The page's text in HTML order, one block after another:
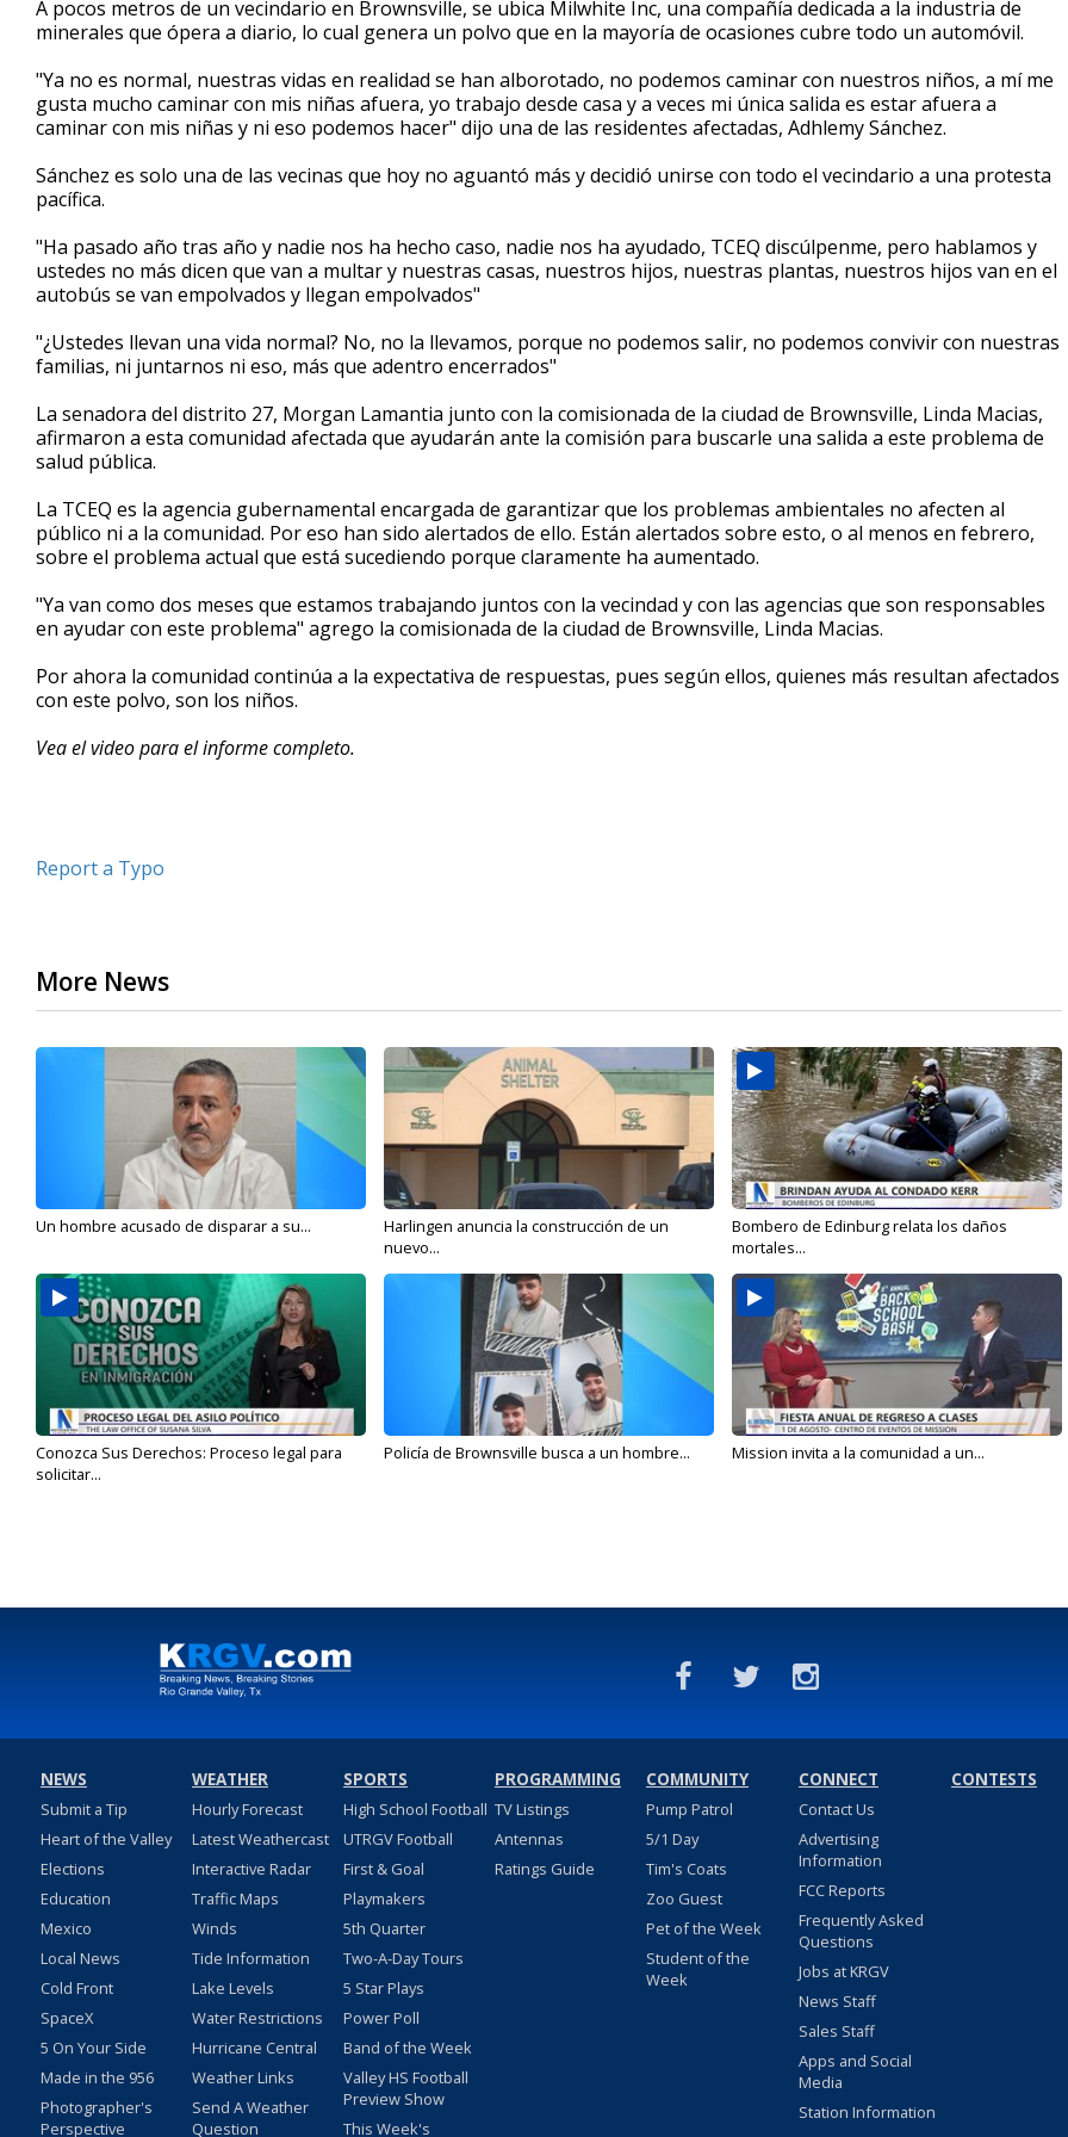
of
2
34
seconds
Volume
90%
A pocos metros de un vecindario en Brownsville, se ubica Milwhite Inc, una compañía dedicada a la industria de
minerales que ópera a diario, lo cual genera un polvo que en la mayoría de ocasiones cubre todo un automóvil.
"Ya no es normal, nuestras vidas en realidad se han alborotado, no podemos caminar con nuestros niños, a mí me
gusta mucho caminar con mis niñas afuera, yo trabajo desde casa y a veces mi única salida es estar afuera a
caminar con mis niñas y ni eso podemos hacer" dijo una de las residentes afectadas, Adhlemy Sánchez.
Sánchez es solo una de las vecinas que hoy no aguantó más y decidió unirse con todo el vecindario a una protesta
pacífica.
"Ha pasado año tras año y nadie nos ha hecho caso, nadie nos ha ayudado, TCEQ discúlpenme, pero hablamos y
ustedes no más dicen que van a multar y nuestras casas, nuestros hijos, nuestras plantas, nuestros hijos van en el
autobús se van empolvados y llegan empolvados"
"¿Ustedes llevan una vida normal? No, no la llevamos, porque no podemos salir, no podemos convivir con nuestras
familias, ni juntarnos ni eso, más que adentro encerrados"
La senadora del distrito 27, Morgan Lamantia junto con la comisionada de la ciudad de Brownsville, Linda Macias,
afirmaron a esta comunidad afectada que ayudarán ante la comisión para buscarle una salida a este problema de
salud pública.
La TCEQ es la agencia gubernamental encargada de garantizar que los problemas ambientales no afecten al
público ni a la comunidad. Por eso han sido alertados de ello. Están alertados sobre esto, o al menos en febrero,
sobre el problema actual que está sucediendo porque claramente ha aumentado.
"Ya van como dos meses que estamos trabajando juntos con la vecindad y con las agencias que son responsables
en ayudar con este problema" agrego la comisionada de la ciudad de Brownsville, Linda Macias.
Por ahora la comunidad continúa a la expectativa de respuestas, pues según ellos, quienes más resultan afectados
con este polvo, son los niños.
Vea el video para el informe completo.
Report a Typo
More News
Un hombre acusado de disparar a su...
Harlingen anuncia la construcción de un
nuevo...
Bombero de Edinburg relata los daños
mortales...
Conozca Sus Derechos: Proceso legal para
solicitar...
Policía de Brownsville busca a un hombre... Mission invita a la comunidad a un...
NEWS
Submit a Tip
Heart of the Valley
Elections
Education
Mexico
Local News
Cold Front
SpaceX
5 On Your Side
Made in the 956
Photographer's
Perspective
WEATHER
Hourly Forecast
Latest Weathercast
Interactive Radar
Traffic Maps
Winds
Tide Information
Lake Levels
Water Restrictions
Hurricane Central
Weather Links
Send A Weather
Question
SPORTS
High School Football
UTRGV Football
First & Goal
Playmakers
5th Quarter
Two-A-Day Tours
5 Star Plays
Power Poll
Band of the Week
Valley HS Football
Preview Show
This Week's
PROGRAMMING
TV Listings
Antennas
Ratings Guide
COMMUNITY
Pump Patrol
5/1 Day
Tim's Coats
Zoo Guest
Pet of the Week
Student of the
Week
CONNECT
Contact Us
Advertising
Information
FCC Reports
Frequently Asked
Questions
Jobs at KRGV
News Staff
Sales Staff
Apps and Social
Media
Station Information
CONTESTS